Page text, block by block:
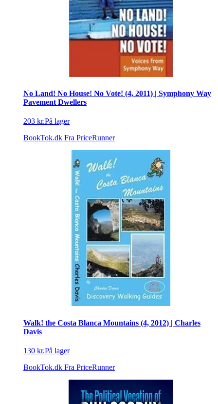
No Land! No House! No Vote! (4, 2011) | Symphony Way
Pavement Dwellers
203 kr.På lager
BookTok.dk Fra PriceRunner
Walk! the Costa Blanca Mountains (4, 2012) | Charles
Davis
130 kr.På lager
BookTok.dk Fra PriceRunner